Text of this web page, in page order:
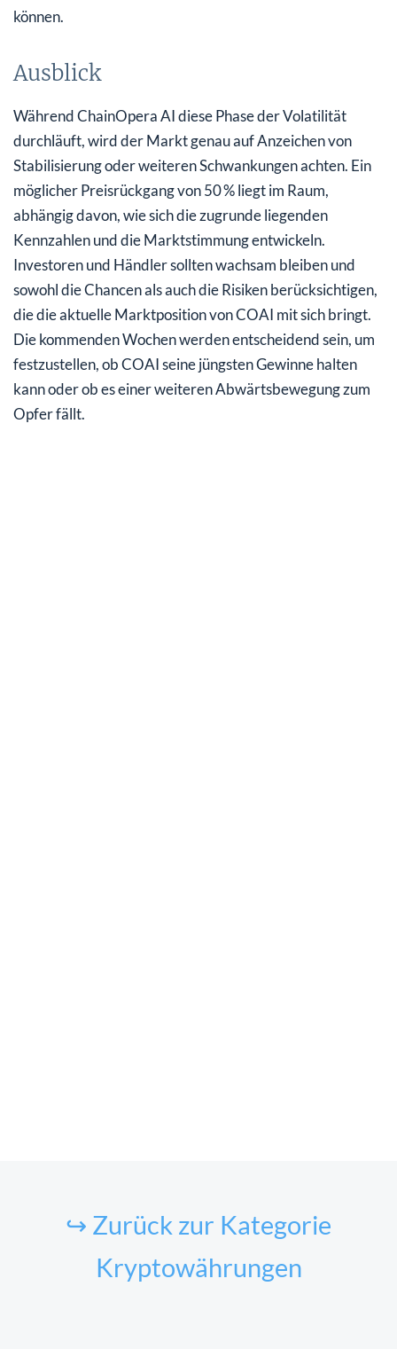
können.
Ausblick
Während ChainOpera AI diese Phase der Volatilität
durchläuft, wird der Markt genau auf Anzeichen von
Stabilisierung oder weiteren Schwankungen achten. Ein
möglicher Preisrückgang von 50 % liegt im Raum,
abhängig davon, wie sich die zugrunde liegenden
Kennzahlen und die Marktstimmung entwickeln.
Investoren und Händler sollten wachsam bleiben und
sowohl die Chancen als auch die Risiken berücksichtigen,
die die aktuelle Marktposition von COAI mit sich bringt.
Die kommenden Wochen werden entscheidend sein, um
festzustellen, ob COAI seine jüngsten Gewinne halten
kann oder ob es einer weiteren Abwärtsbewegung zum
Opfer fällt.
↪ Zurück zur Kategorie
Kryptowährungen